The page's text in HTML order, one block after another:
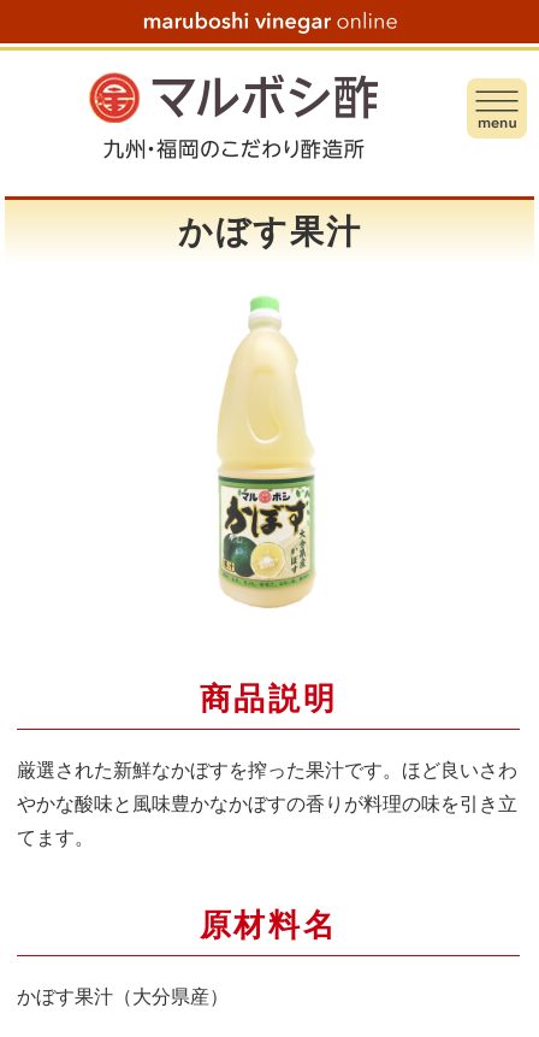
かぼす果汁
商品説明
厳選された新鮮なかぼすを搾った果汁です。ほど良いさわ
やかな酸味と風味豊かなかぼすの香りが料理の味を引き立
てます。
原材料名
かぼす果汁（大分県産）